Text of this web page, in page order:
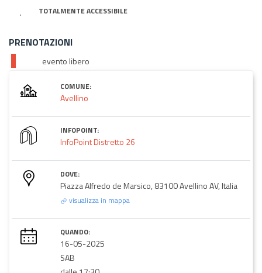
TOTALMENTE ACCESSIBILE
PRENOTAZIONI
evento libero
COMUNE:
Avellino
INFOPOINT:
InfoPoint Distretto 26
DOVE:
Piazza Alfredo de Marsico, 83100 Avellino AV, Italia
visualizza in mappa
QUANDO:
16-05-2025
SAB